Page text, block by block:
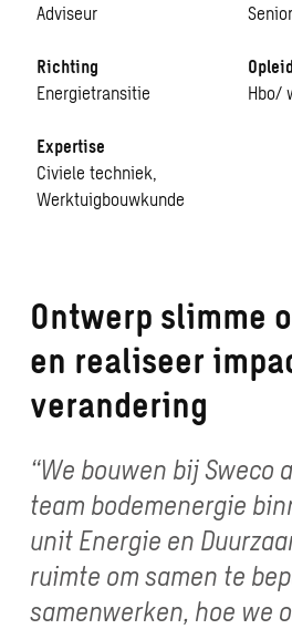
Adviseur
Senior
Richting
Energietransitie
Hbo/
Expertise
Civiele techniek,
Werktuigbouwkunde
Ontwerp slimme
en realiseer
verandering
“We bouwen bij Sweco
team bodemenergie
unit Energie en
ruimte om samen te
samenwerken, hoe we